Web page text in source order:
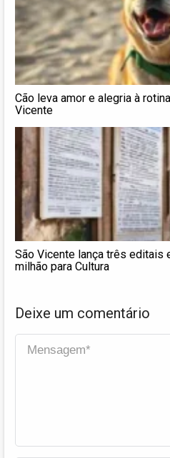
Cão leva amor e alegria à
Vicente
São Vicente lança três editais
milhão para Cultura
Deixe um comentário